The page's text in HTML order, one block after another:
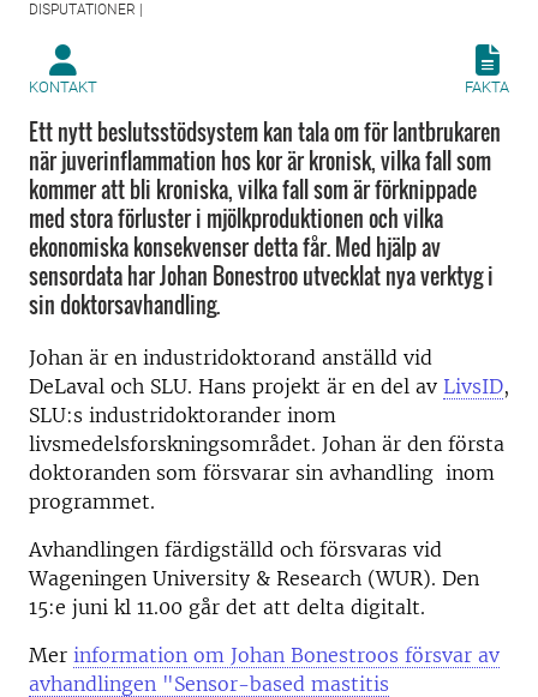
DISPUTATIONER |
KONTAKT FAKTA
Ett nytt beslutsstödsystem kan tala om för lantbrukaren
när juverinflammation hos kor är kronisk, vilka fall som
kommer att bli kroniska, vilka fall som är förknippade
med stora förluster i mjölkproduktionen och vilka
ekonomiska konsekvenser detta får. Med hjälp av
sensordata har Johan Bonestroo utvecklat nya verktyg i
sin doktorsavhandling.
Johan är en industridoktorand anställd vid
DeLaval och SLU. Hans projekt är en del av LivsID,
SLU:s industridoktorander inom
livsmedelsforskningsområdet. Johan är den första
doktoranden som försvarar sin avhandling inom
programmet.
Avhandlingen färdigställd och försvaras vid
Wageningen University & Research (WUR). Den
15:e juni kl 11.00 går det att delta digitalt.
Mer information om Johan Bonestroos försvar av
avhandlingen "Sensor-based mastitis